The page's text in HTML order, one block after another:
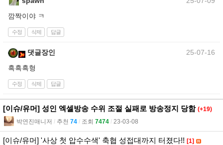
깜짝이야 ㅋ
수정 삭제 답글
댓글장인
25-07-16
흑흑흑형
수정 삭제 답글
[이슈/유머] 성인 엑셀방송 수위 조절 실패로 방송정지 당함 (+19)
박연진매니저 l 추천 74 l 조회 7474 l 23-03-08
[이슈/유머] '사상 첫 압수수색' 축협 성접대까지 터졌다!! [1]